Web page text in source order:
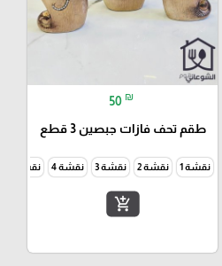
50 ₪
طقم تحف فازات جبصين 3 قطع
نقشة 1 نقشة 2 نقشة 3 نقشة 4 نقشة 5
add_shopping_cart